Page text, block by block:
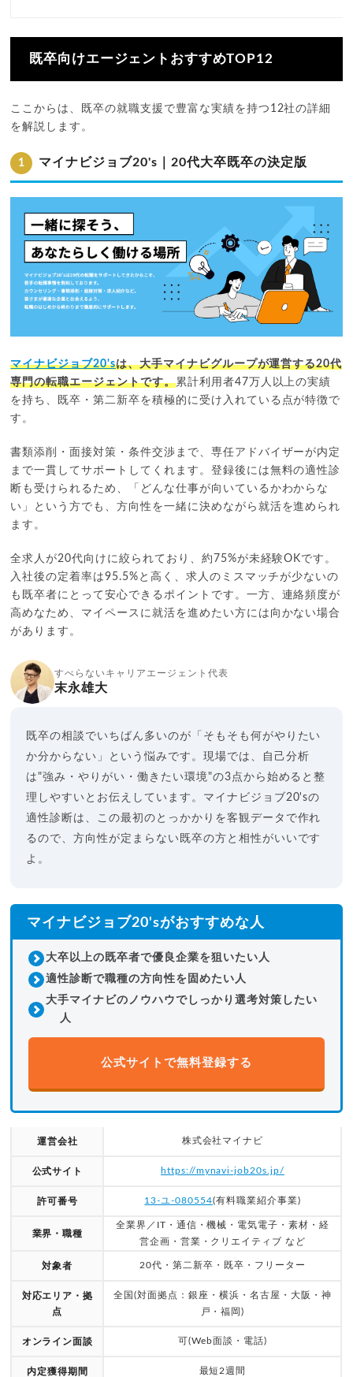
既卒向けエージェントおすすめTOP12
ここからは、既卒の就職支援で豊富な実績を持つ12社の詳細
を解説します。
1 マイナビジョブ20's｜20代大卒既卒の決定版
マイナビジョブ20'sは、大手マイナビグループが運営する20代
専門の転職エージェントです。累計利用者47万人以上の実績
を持ち、既卒・第二新卒を積極的に受け入れている点が特徴で
す。
書類添削・面接対策・条件交渉まで、専任アドバイザーが内定
まで一貫してサポートしてくれます。登録後には無料の適性診
断も受けられるため、「どんな仕事が向いているかわからな
い」という方でも、方向性を一緒に決めながら就活を進められ
ます。
全求人が20代向けに絞られており、約75%が未経験OKです。
入社後の定着率は95.5%と高く、求人のミスマッチが少ないの
も既卒者にとって安心できるポイントです。一方、連絡頻度が
高めなため、マイペースに就活を進めたい方には向かない場合
があります。
すべらないキャリアエージェント代表
末永雄大
既卒の相談でいちばん多いのが「そもそも何がやりたい
か分からない」という悩みです。現場では、自己分析
は"強み・やりがい・働きたい環境"の3点から始めると整
理しやすいとお伝えしています。マイナビジョブ20'sの
適性診断は、この最初のとっかかりを客観データで作れ
るので、方向性が定まらない既卒の方と相性がいいです
よ。
マイナビジョブ20'sがおすすめな人
大卒以上の既卒者で優良企業を狙いたい人
適性診断で職種の方向性を固めたい人
大手マイナビのノウハウでしっかり選考対策したい
人
公式サイトで無料登録する
運営会社 株式会社マイナビ
公式サイト https://mynavi-job20s.jp/
許可番号 13-ユ-080554(有料職業紹介事業)
業界・職種
全業界／IT・通信・機械・電気電子・素材・経
営企画・営業・クリエイティブ など
対象者 20代・第二新卒・既卒・フリーター
対応エリア・拠
点
全国(対面拠点：銀座・横浜・名古屋・大阪・神
戸・福岡)
オンライン面談 可(Web面談・電話)
内定獲得期間 最短2週間